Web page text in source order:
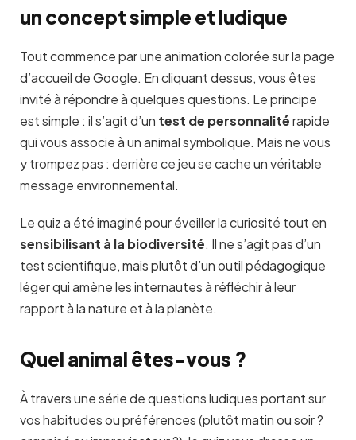
un concept simple et ludique
Tout commence par une animation colorée sur la page
d’accueil de Google. En cliquant dessus, vous êtes
invité à répondre à quelques questions. Le principe
est simple : il s’agit d’un test de personnalitérapide
qui vous associe à un animal symbolique. Mais ne vous
y trompez pas : derrière ce jeu se cache un véritable
message environnemental.
Le quiz a été imaginé pour éveiller la curiosité tout en
sensibilisant à la biodiversité. Il ne s’agit pas d’un
test scientifique, mais plutôt d’un outil pédagogique
léger qui amène les internautes à réfléchir à leur
rapport à la nature et à la planète.
Quel animal êtes-vous ?
À travers une série de questions ludiques portant sur
vos habitudes ou préférences (plutôt matin ou soir ?